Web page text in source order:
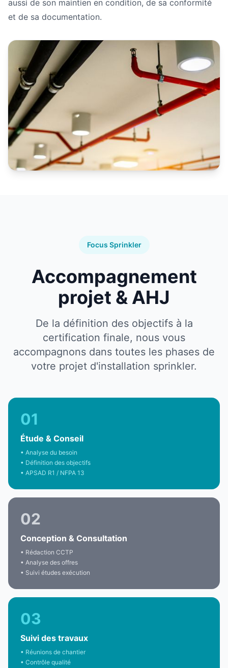
aussi de son maintien en condition, de sa conformité
et de sa documentation.
Focus Sprinkler
Accompagnement
projet & AHJ
De la définition des objectifs à la
certification finale, nous vous
accompagnons dans toutes les phases de
votre projet d'installation sprinkler.
01
Étude & Conseil
• Analyse du besoin
• Définition des objectifs
• APSAD R1 / NFPA 13
02
Conception & Consultation
• Rédaction CCTP
• Analyse des offres
• Suivi études exécution
03
Suivi des travaux
• Réunions de chantier
• Contrôle qualité